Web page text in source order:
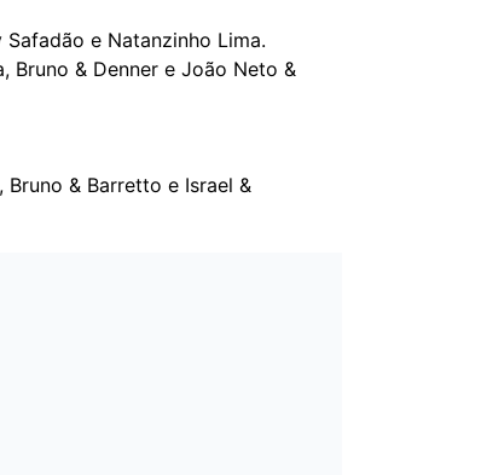
e Natanzinho Lima.
Bruno & Denner e João Neto &
Bruno & Barretto e Israel &